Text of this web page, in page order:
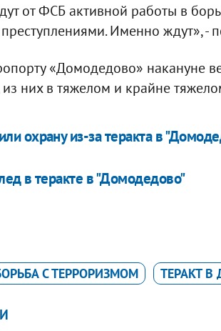
от ФСБ активной работы в
Именно ждут», -
«Домодедово» накануне
них в тяжелом и крайне
охрану из-за теракта в
в теракте в "Домодедово"
С ТЕРРОРИЗМОМ ТЕРАКТ